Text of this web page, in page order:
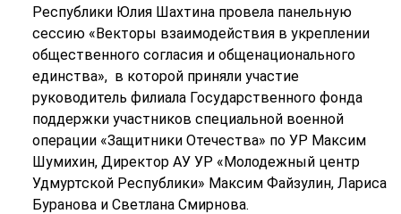
Республики Юлия Шахтина провела панельную
сессию «Векторы взаимодействия в укреплении
общественного согласия и общенационального
единства», в которой приняли участие
руководитель филиала Государственного фонда
поддержки участников специальной военной
операции «Защитники Отечества» по УРМаксим
Шумихин, Директор АУ УР «Молодежный центр
Удмуртской Республики» Максим Файзулин, Лариса
Буранова и Светлана Смирнова.